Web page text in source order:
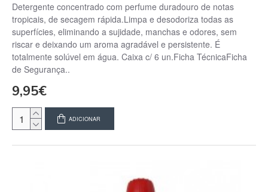
Detergente concentrado com perfume duradouro de notas
tropicais, de secagem rápida.Limpa e desodoriza todas as
superfícies, eliminando a sujidade, manchas e odores, sem
riscar e deixando um aroma agradável e persistente. É
totalmente solúvel em água. Caixa c/ 6 un.Ficha TécnicaFicha
de Segurança..
9,95€
ADICIONAR